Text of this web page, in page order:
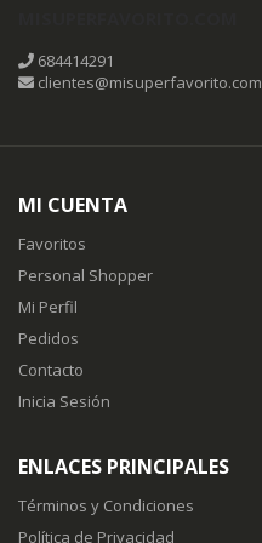
684414291
clientes@misuperfavorito.com
MI CUENTA
Favoritos
Personal Shopper
Mi Perfil
Pedidos
Contacto
Inicia Sesión
ENLACES PRINCIPALES
Términos y Condiciones
Política de Privacidad